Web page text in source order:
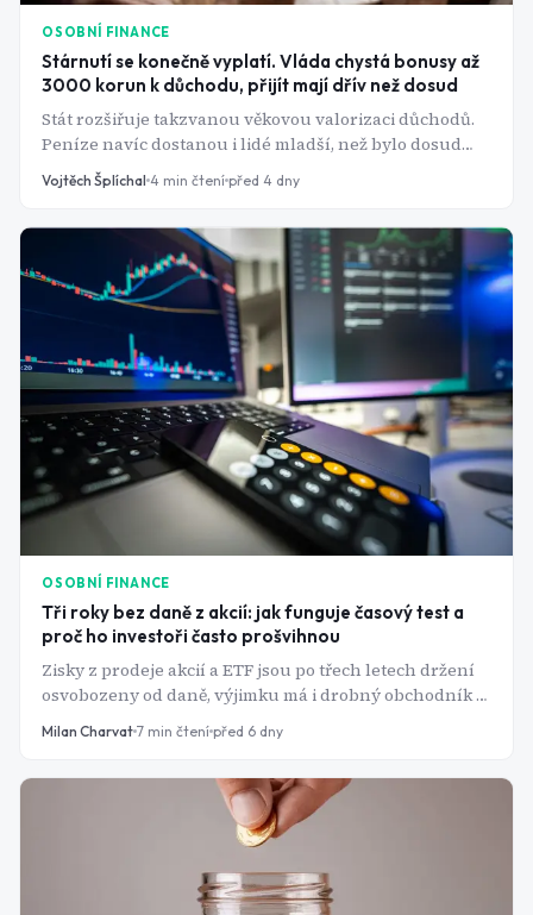
OSOBNÍ FINANCE
Stárnutí se konečně vyplatí. Vláda chystá bonusy až
3000 korun k důchodu, přijít mají dřív než dosud
Stát rozšiřuje takzvanou věkovou valorizaci důchodů.
Peníze navíc dostanou i lidé mladší, než bylo dosud
potřeba, a někteří senioři navíc dostanou zpět peníze z
penzijka.
Vojtěch Šplíchal 4 min čtení před 4 dny
OSOBNÍ FINANCE
Tři roky bez daně z akcií: jak funguje časový test a
proč ho investoři často prošvihnou
Zisky z prodeje akcií a ETF jsou po třech letech držení
osvobozeny od daně, výjimku má i drobný obchodník s
ročním příjmem do 100 000 Kč. Pravidlo má ale řadu
háčků - dokoupení stejné akcie, navýšení jmenovité
osvobození zhatit i po letech držení.
Milan Charvat 7 min čtení před 6 dny